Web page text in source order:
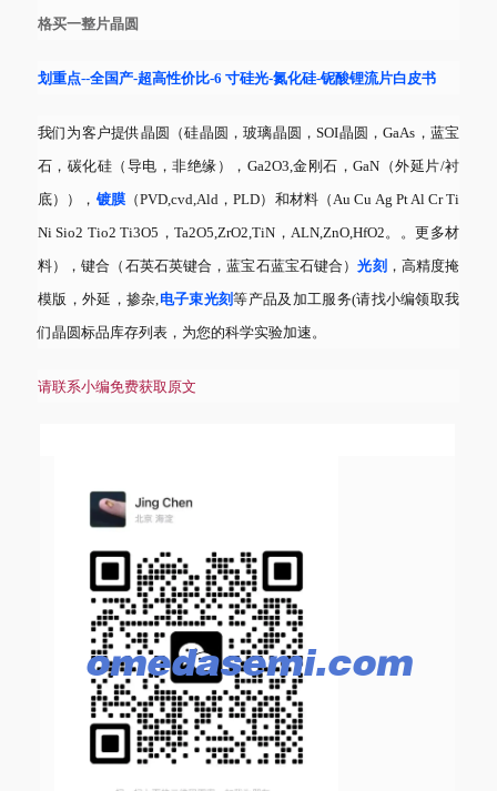
格买一整片晶圆
划重点--全国产-超高性价比-6 寸硅光-氮化硅-铌酸锂流片白皮书
我们为客户提供晶圆（硅晶圆，玻璃晶圆，SOI晶圆，GaAs，蓝宝
石，碳化硅（导电，非绝缘），Ga2O3,金刚石，GaN（外延片/衬
底））， 镀膜（PVD,cvd,Ald，PLD）和材料（Au Cu Ag Pt Al Cr Ti
Ni Sio2 Tio2 Ti3O5，Ta2O5,ZrO2,TiN，ALN,ZnO,HfO2。。更多材
料），键合（石英石英键合，蓝宝石蓝宝石键合）光刻 ，高精度掩
模版，外延，掺杂 电子束光刻等产品及加工服务(请找小编领取我
们晶圆标品库存列表，为您的科学实验加速。
请联系小编免费获取原文